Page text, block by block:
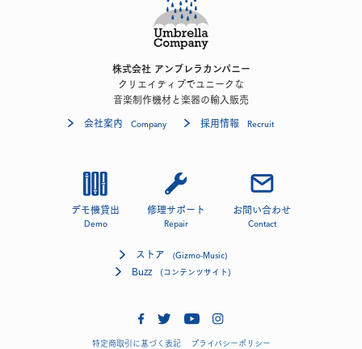
株式会社 アンブレラカンパニー
クリエイティブでユニークな
音楽制作機材と楽器の輸入販売
会社案内 Company 採用情報 Recruit
デモ機貸出
Demo
修理サポート
Repair
お問い合わせ
Contact
ストア (Gizmo-Music)
Buzz (コンテンツサイト)
特定商取引に基づく表記 プライバシーポリシー